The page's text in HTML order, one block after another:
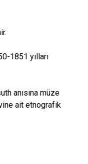
1851 yılları
anısına müze
ait etnografik